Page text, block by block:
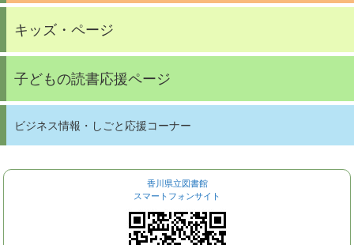
キッズ・ページ
子どもの読書応援ページ
ビジネス情報・しごと応援コーナー
香川県立図書館
スマートフォンサイト